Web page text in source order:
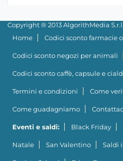
Copyright ® 2013 AlgorithMedia
Home
Codici sconto farmacie
Codici sconto negozi per animali
Codici sconto caffè, capsule e
Termini e condizioni Come
Come guadagniamo
Eventi e saldi: Black Friday
Natale San Valentino Saldi